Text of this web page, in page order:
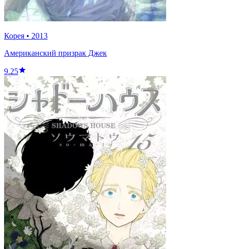
Корея • 2013
Американский призрак Джек
9.25